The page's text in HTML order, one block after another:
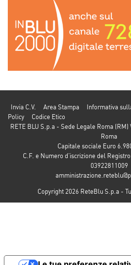
Invia C.V. Area Stampa Informativa
Policy
Codice Etico
RETE BLU S.p.a - Sede Legale Roma (RM)
Roma
Capitale sociale Euro
C.F. e Numero d’iscrizione del
03922811009
Copyright 2026 ReteBlu S.p.a -